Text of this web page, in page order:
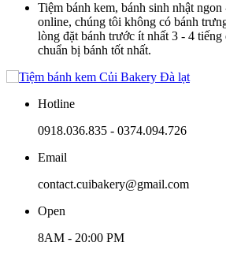
Tiệm bánh kem, bánh sinh nhật
online, chúng tôi không có bánh
lòng đặt bánh trước ít nhất 3 - 4 tiếng
chuẩn bị bánh tốt nhất.
Hotline
0918.036.835 - 0374.094.726
Email
contact.cuibakery@gmail.com
Open
8AM - 20:00 PM